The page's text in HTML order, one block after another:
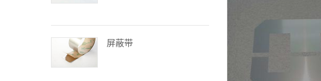
屏蔽带